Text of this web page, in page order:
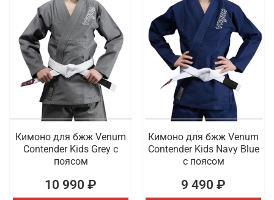
Кимоно для бжж Venum
Contender Kids Grey с
поясом
10 990 ₽
Кимоно для бжж Venum
Contender Kids Navy Blue
с поясом
9 490 ₽